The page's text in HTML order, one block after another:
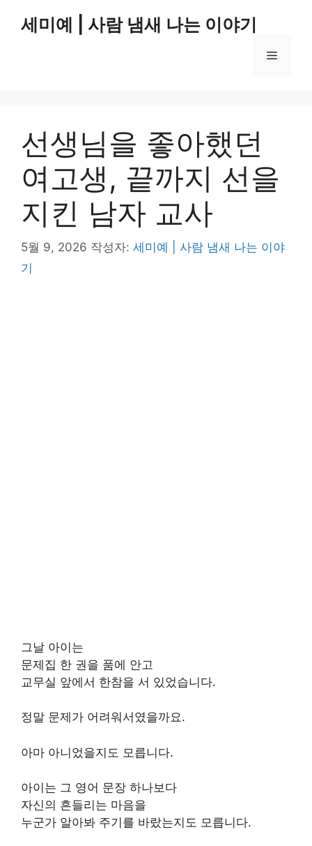
세미예 | 사람 냄새 나는 이야기
메
선생님을 좋아했던
여고생, 끝까지 선을
지킨 남자 교사
5월 9, 2026 작성자: 세미예 | 사람 냄새 나는 이야
기
그날 아이는
문제집 한 권을 품에 안고
교무실 앞에서 한참을 서 있었습니다.
정말 문제가 어려워서였을까요.
아마 아니었을지도 모릅니다.
아이는 그 영어 문장 하나보다
자신의 흔들리는 마음을
누군가 알아봐 주기를 바랐는지도 모릅니다.